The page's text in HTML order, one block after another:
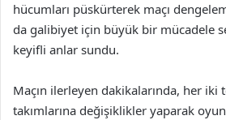
hücumları püskürterek maçı
da galibiyet için büyük bir mücadele
keyifli anlar sundu.
Maçın ilerleyen dakikalarında, her
takımlarına değişiklikler yaparak